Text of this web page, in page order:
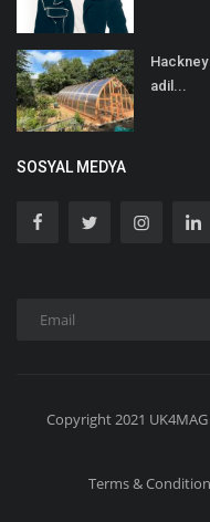
adil...
SOSYAL MEDYA
Copyright 2021
Terms &